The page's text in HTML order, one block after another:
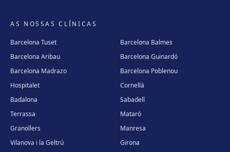
AS NOSSAS CLÍNICAS
Barcelona Tuset
Barcelona Balmes
Barcelona Aribau
Barcelona Guinardó
Barcelona Madrazo
Barcelona Poblenou
Hospitalet
Cornellà
Badalona
Sabadell
Terrassa
Mataró
Granollers
Manresa
Vilanova i la Geltrú
Girona